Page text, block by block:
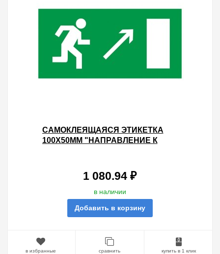
САМОКЛЕЯЩАЯСЯ ЭТИКЕТКА
100Х50ММ "НАПРАВЛЕНИЕ К
1 080.94 ₽
в наличии
Добавить в корзину
в избранные сравнить купить в 1 клик